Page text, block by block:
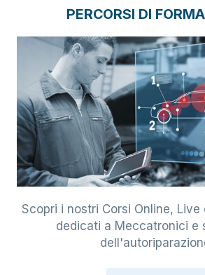
PERCORSI DI
Scopri i nostri Corsi Online, Live
dedicati a Meccatronici e